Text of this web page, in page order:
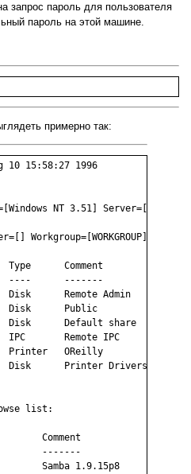
запрос пароль для пользователя
пароль на этой машине.
примерно так:
10 15:58:27 1996
NT 3.51] Server=[NT
Workgroup=[WORKGROUP]
Type      Comment
----      -------
Disk      Remote Admin
Disk      Public
Disk      Default share
IPC       Remote IPC
Printer   OReilly
Disk      Printer Drivers
list:
Comment
-------
Samba 1.9.15p8